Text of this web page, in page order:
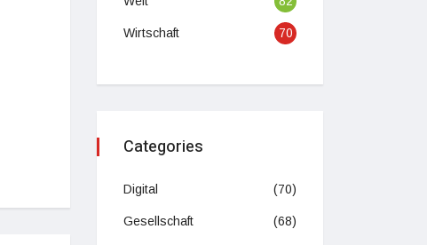
Wirtschaft 70
Categories
Digital (70)
Gesellschaft (68)